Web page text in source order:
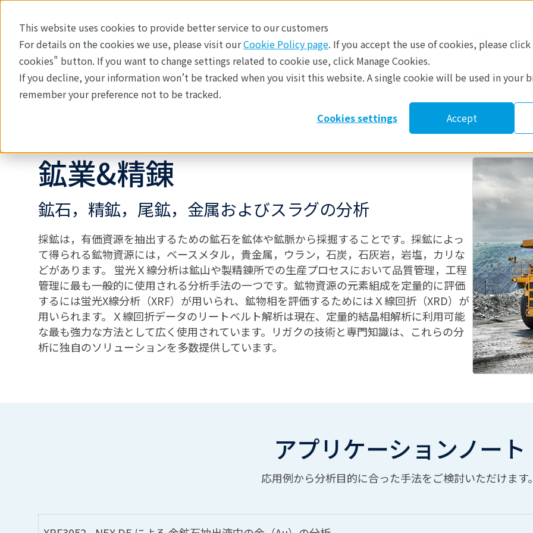
This website uses cookies to provide better service to our customers
For details on the cookies we use, please visit ourCookie Policy page. If you accept the use of cookies, please
cookies" button. If you want to change settings related to cookie use, click Manage Cookies.
If you decline, your information won’t be tracked when you visit this website. A single cookie will be used in your
remember your preference not to be tracked.
Cookies settings
Accept
日
製品 産業分野​ 分析手法​ 参考資料 修理・サポート
鉱業&精錬
鉱石，精鉱，尾鉱，金属およびスラグの分析
採鉱は，有価資源を抽出するための鉱石を鉱体や鉱脈から採掘することです。採鉱によっ
て得られる鉱物資源には，ベースメタル，貴金属，ウラン，石炭，石灰岩，岩塩，カリな
どがあります。 蛍光Ｘ線分析は鉱山や製精錬所での生産プロセスにおいて品質管理，工程
管理に最も一般的に使用される分析手法の一つです。鉱物資源の元素組成を定量的に評価
するには蛍光X線分析（XRF）が用いられ、鉱物相を評価するためにはＸ線回折（XRD）が
用いられます。Ｘ線回折データのリートベルト解析は現在、定量的結晶相解析に利用可能
な最も強力な方法として広く使用されています。リガクの技術と専門知識は、これらの分
析に独自のソリューションを多数提供しています。
アプリケーションノート
応用例から分析目的に合った手法をご検討いただけます